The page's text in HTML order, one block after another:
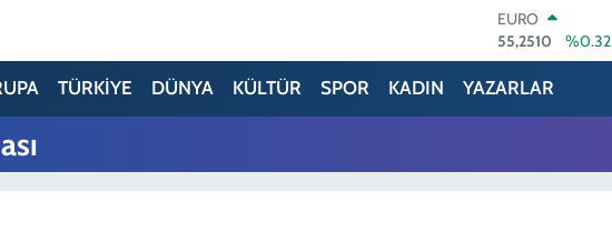
EURO
55,2510
%0.32
STERLİN
64,4811
13.779
%-14
TÜRKİYE DÜNYA KÜLTÜR SPOR KADIN YAZARLAR